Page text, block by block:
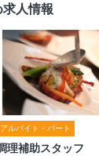
求人情報
アルバイト・パート
理補助スタッフ